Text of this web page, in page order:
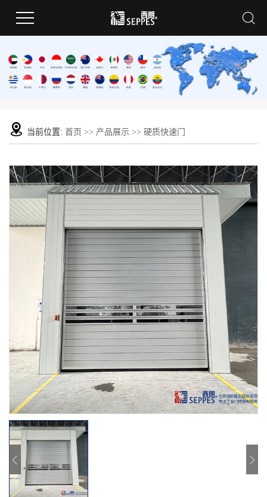
当前位置: 首页 >> 产品展示 >> 硬质快速门